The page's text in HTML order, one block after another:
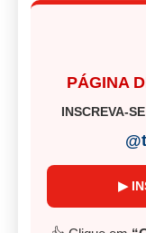
PÁGINA
INSCREVA-SE
▶